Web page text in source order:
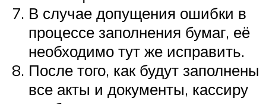
В случае допущения ошибки в
процессе заполнения бумаг, её
необходимо тут же исправить.
После того, как будут заполнены
все акты и документы, кассиру